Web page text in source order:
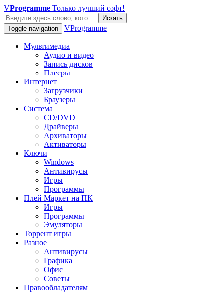
VProgramme Только лучший софт!
Искать
Toggle navigation
VProgramme
Мультимедиа
Аудио и видео
Запись дисков
Плееры
Интернет
Загрузчики
Браузеры
Система
CD/DVD
Драйверы
Архиваторы
Активаторы
Ключи
Windows
Антивирусы
Игры
Программы
Плей Маркет на ПК
Игры
Программы
Эмуляторы
Торрент игры
Разное
Антивирусы
Графика
Офис
Советы
Правообладателям